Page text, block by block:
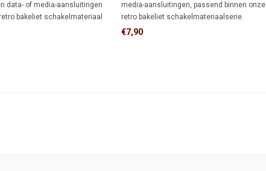
data- of media-aansluitingen
bakeliet schakelmateriaal
vorm biedt meer
media-aansluitingen, passend binnen onze
retro bakeliet schakelmateriaalserie.
Uitgevoerd in zwart voor een authentieke
€7,90